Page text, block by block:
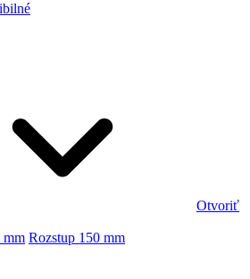
Otvoriť
mm Rozstup 150 mm